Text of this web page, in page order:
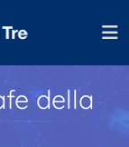
della